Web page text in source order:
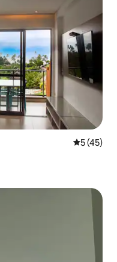
Ukadiriaji
5 (45)